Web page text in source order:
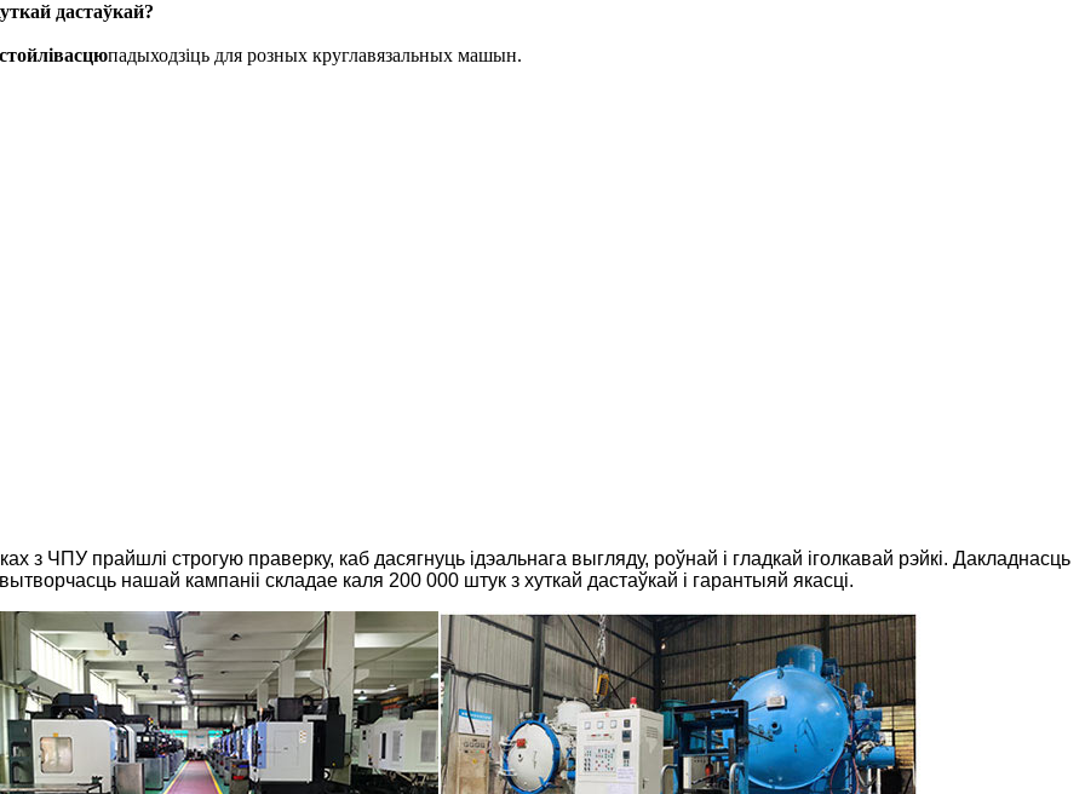
дастаўкай?
падыходзіць для розных круглавязальных машын.
з ЧПУ прайшлі строгую праверку, каб дасягнуць ідэальнага выгляду, роўнай і гладкай іголкавай рэйкі. Дакладнасць
нашай кампаніі складае каля 200 000 штук з хуткай дастаўкай і гарантыяй якасці.